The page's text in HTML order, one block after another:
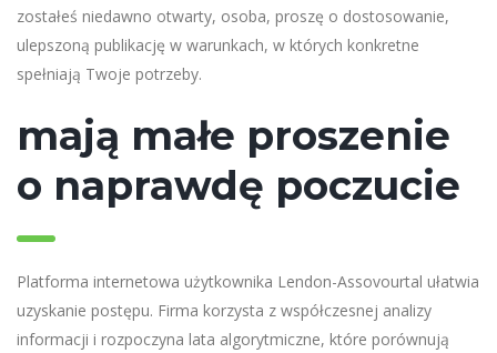
zostałeś niedawno otwarty, osoba, proszę o dostosowanie,
ulepszoną publikację w warunkach, w których konkretne
spełniają Twoje potrzeby.
mają małe proszenie
o naprawdę poczucie
Platforma internetowa użytkownika Lendon-Assovourtal ułatwia
uzyskanie postępu. Firma korzysta z współczesnej analizy
informacji i rozpoczyna lata algorytmiczne, które porównują